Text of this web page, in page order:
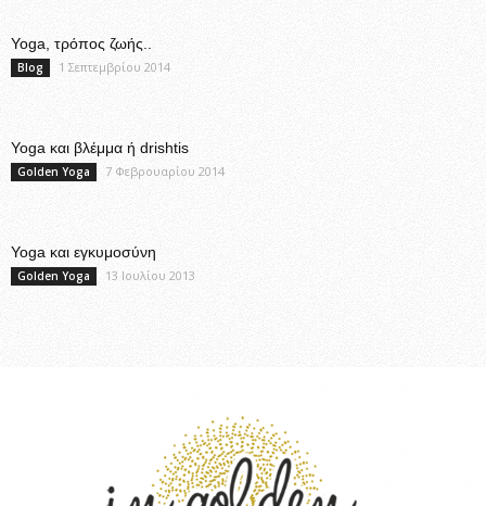
Yoga, τρόπος ζωής..
Blog 1 Σεπτεμβρίου 2014
Yoga και βλέμμα ή drishtis
Golden Yoga 7 Φεβρουαρίου 2014
Yoga και εγκυμοσύνη
Golden Yoga 13 Ιουλίου 2013